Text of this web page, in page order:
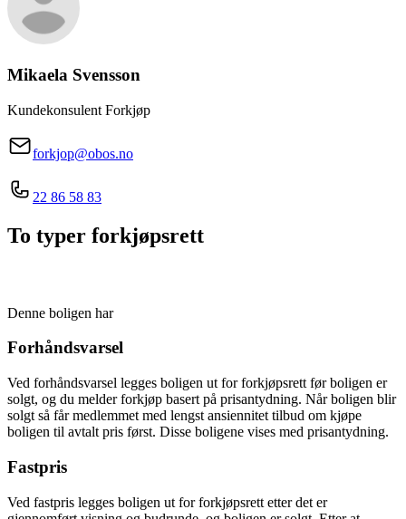
Mikaela Svensson
Kundekonsulent Forkjøp
forkjop@obos.no
22 86 58 83
To typer forkjøpsrett
Denne boligen har
Forhåndsvarsel
Ved forhåndsvarsel legges boligen ut for forkjøpsrett før boligen er
solgt, og du melder forkjøp basert på prisantydning. Når boligen blir
solgt så får medlemmet med lengst ansiennitet tilbud om kjøpe
boligen til avtalt pris først. Disse boligene vises med prisantydning.
Fastpris
Ved fastpris legges boligen ut for forkjøpsrett etter det er